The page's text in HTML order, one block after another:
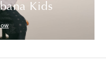
Kids